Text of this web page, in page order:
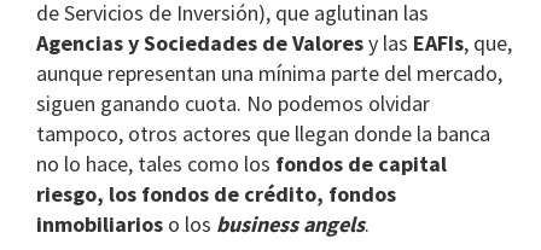
de Servicios de Inversión), que aglutinan las
Agencias y Sociedades de Valoresy las EAFIs, que,
aunque representan una mínima parte del mercado,
siguen ganando cuota. No podemos olvidar
tampoco, otros actores que llegan donde la banca
no lo hace, tales como los fondos de capital
riesgo, los fondos de crédito, fondos
inmobiliarios o los business angels.